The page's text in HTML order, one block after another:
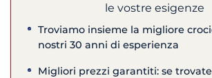
le vostre esigenze
Troviamo insieme la migliore
nostri 30 anni di esperienza
Migliori prezzi garantiti: se